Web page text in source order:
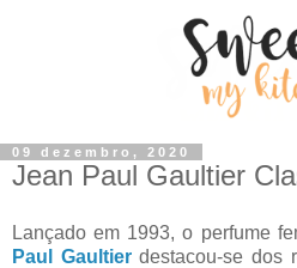
09 dezembro, 2020
Jean Paul Gaultier
Lançado em 1993, o perfume
Paul Gaultier destacou-se dos